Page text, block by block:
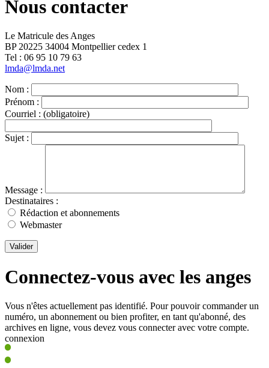
Nous contacter
Le Matricule des Anges
BP 20225 34004 Montpellier cedex 1
Tel : ‭06 95 10 79 63
lmda@lmda.net
Nom :
Prénom :
Courriel : (obligatoire)
Sujet :
Message :
Destinataires :
Rédaction et abonnements
Webmaster
Valider
Connectez-vous avec les anges
Vous n'êtes actuellement pas identifié. Pour pouvoir commander un
numéro, un abonnement ou bien profiter, en tant qu'abonné, des
archives en ligne, vous devez vous connecter avec votre compte.
connexion